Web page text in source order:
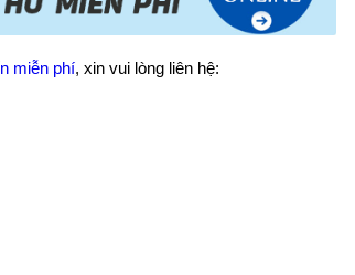
miễn phí, xin vui lòng liên hệ: